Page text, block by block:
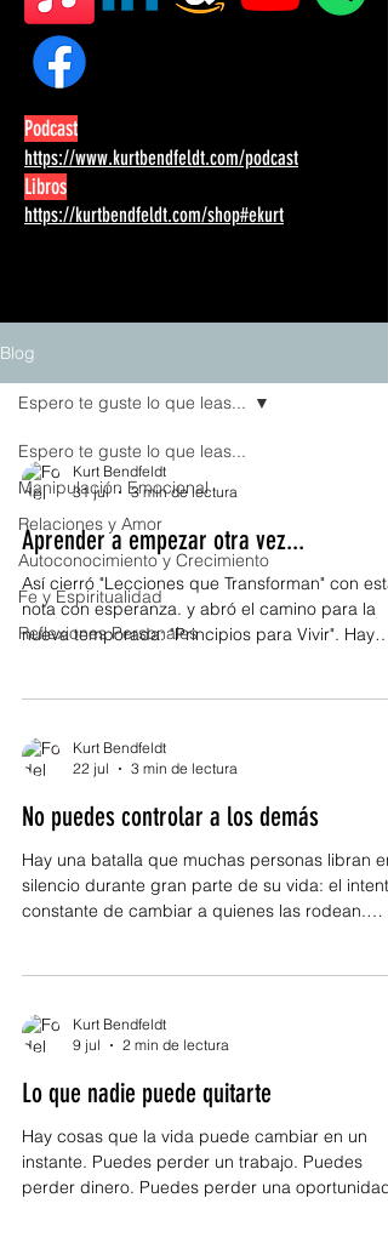
Podcast
https://www.kurtbendfeldt.com/podcast
Libros
https://kurtbendfeldt.com/shop#ekurt
Blog
Espero te guste lo que leas...
Manipulación Emocional
Relaciones y Amor
Autoconocimiento y Crecimiento
Fe y Espiritualidad
Reflexiones Personales
Espero te guste lo que leas...
Kurt Bendfeldt
31 jul
3 min de lectura
Aprender a empezar otra vez...
Así cierró "Lecciones que Transforman" con esta
nota con esperanza. y abró el camino para la
nueva temporada: "Principios para Vivir". Hay
dejamos pasar, una pérdida inesperada o un
sueño que parecía estar cada vez más cerca y,
fácil creer que hemos llegado al final del
cuando muchas
Kurt Bendfeldt
22 jul
3 min de lectura
No puedes controlar a los demás
Hay una batalla que muchas personas libran en
silencio durante gran parte de su vida: el intento
constante de cambiar a quienes las rodean.
expectativas o que finalmente comprenda
aquello que llevamos tanto tiempo tratando de
intentando modificar decisiones que nunca nos
pertenecieron. Quizá una de
Kurt Bendfeldt
9 jul
2 min de lectura
Lo que nadie puede quitarte
Hay cosas que la vida puede cambiar en un
instante. Puedes perder un trabajo. Puedes
perder dinero. Puedes perder una oportunidad.